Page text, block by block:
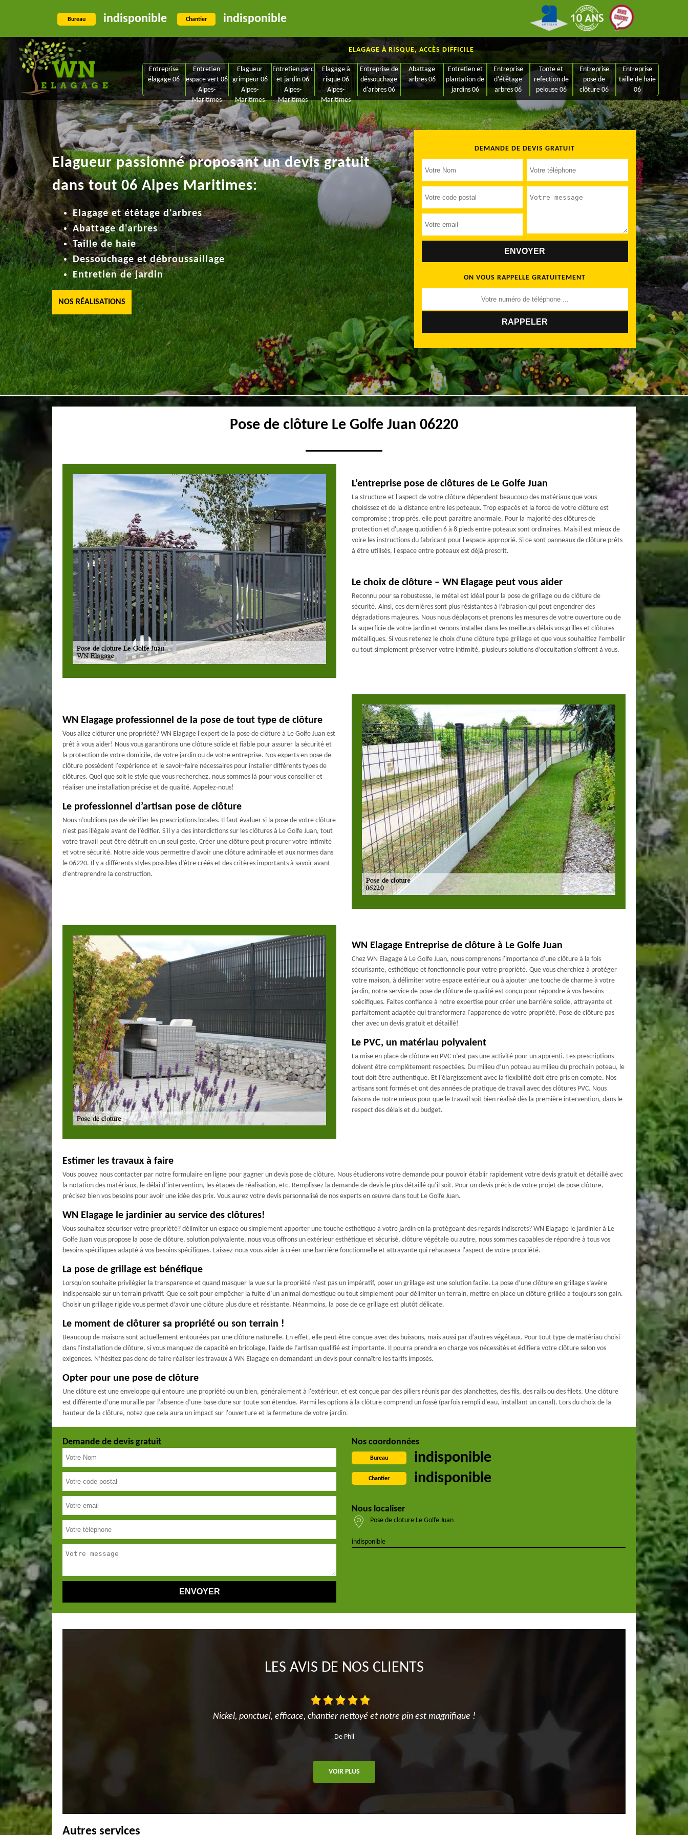
Bureau indisponible Chantier indisponible
ELAGAGE À RISQUE, ACCÈS DIFFICILE
Entreprise
élagage 06
Entretien
espace vert 06
Alpes-
Maritimes
Elagueur
grimpeur 06
Alpes-
Maritimes
Entretien parc
et jardin 06
Alpes-
Maritimes
Elagage à
risque 06
Alpes-
Maritimes
Entreprise de
déssouchage
d'arbres 06
Abattage
arbres 06
Entretien et
plantation de
jardins 06
Entreprise
d'étêtage
arbres 06
Tonte et
refection de
pelouse 06
Entreprise
pose de
clôture 06
Entreprise
taille de haie
06
DEMANDE DE DEVIS GRATUIT
ON VOUS RAPPELLE GRATUITEMENT
Elagueur passionné proposant un devis gratuit
dans tout 06 Alpes Maritimes:
Elagage et étêtage d'arbres
Abattage d'arbres
Taille de haie
Dessouchage et débroussaillage
Entretien de jardin
NOS RÉALISATIONS
Pose de clôture Le Golfe Juan 06220
L’entreprise pose de clôtures de Le Golfe Juan
La structure et l'aspect de votre clôture dépendent beaucoup des matériaux que vous
choisissez et de la distance entre les poteaux. Trop espacés et la force de votre clôture est
compromise ; trop près, elle peut paraître anormale. Pour la majorité des clôtures de
protection et d'usage quotidien 6 à 8 pieds entre poteaux sont ordinaires. Mais il est mieux de
voire les instructions du fabricant pour l'espace approprié. Si ce sont panneaux de clôture prêts
à être utilisés, l'espace entre poteaux est déjà prescrit.
Le choix de clôture – WN Elagage peut vous aider
Reconnu pour sa robustesse, le métal est idéal pour la pose de grillage ou de clôture de
sécurité. Ainsi, ces dernières sont plus résistantes à l’abrasion qui peut engendrer des
dégradations majeures. Nous nous déplaçons et prenons les mesures de votre ouverture ou de
la superficie de votre jardin et venons installer dans les meilleurs délais vos grilles et clôtures
métalliques. Si vous retenez le choix d’une clôture type grillage et que vous souhaitiez l’embellir
ou tout simplement préserver votre intimité, plusieurs solutions d’occultation s’offrent à vous.
WN Elagage professionnel de la pose de tout type de clôture
Vous allez clôturer une propriété? WN Elagage l'expert de la pose de clôture à Le Golfe Juan est
prêt à vous aider! Nous vous garantirons une clôture solide et fiable pour assurer la sécurité et
la protection de votre domicile, de votre jardin ou de votre entreprise. Nos experts en pose de
clôture possèdent l'expérience et le savoir-faire nécessaires pour installer différents types de
clôtures. Quel que soit le style que vous recherchez, nous sommes là pour vous conseiller et
réaliser une installation précise et de qualité. Appelez-nous!
Le professionnel d’artisan pose de clôture
Nous n’oublions pas de vérifier les prescriptions locales. Il faut évaluer si la pose de votre clôture
n'est pas illégale avant de l’édifier. S'il y a des interdictions sur les clôtures à Le Golfe Juan, tout
votre travail peut être détruit en un seul geste. Créer une clôture peut procurer votre intimité
et votre sécurité. Notre aide vous permettre d’avoir une clôture admirable et aux normes dans
le 06220. Il y a différents styles possibles d’être créés et des critères importants à savoir avant
d’entreprendre la construction.
WN Elagage Entreprise de clôture à Le Golfe Juan
Chez WN Elagage à Le Golfe Juan, nous comprenons l'importance d'une clôture à la fois
sécurisante, esthétique et fonctionnelle pour votre propriété. Que vous cherchiez à protéger
votre maison, à délimiter votre espace extérieur ou à ajouter une touche de charme à votre
jardin, notre service de pose de clôture de qualité est conçu pour répondre à vos besoins
spécifiques. Faites confiance à notre expertise pour créer une barrière solide, attrayante et
parfaitement adaptée qui transformera l'apparence de votre propriété. Pose de clôture pas
cher avec un devis gratuit et détaillé!
Le PVC, un matériau polyvalent
La mise en place de clôture en PVC n’est pas une activité pour un apprenti. Les prescriptions
doivent être complètement respectées. Du milieu d’un poteau au milieu du prochain poteau, le
tout doit être authentique. Et l’élargissement avec la flexibilité doit être pris en compte. Nos
artisans sont formés et ont des années de pratique de travail avec des clôtures PVC. Nous
faisons de notre mieux pour que le travail soit bien réalisé dès la première intervention, dans le
respect des délais et du budget.
Estimer les travaux à faire
Vous pouvez nous contacter par notre formulaire en ligne pour gagner un devis pose de clôture. Nous étudierons votre demande pour pouvoir établir rapidement votre devis gratuit et détaillé avec
la notation des matériaux, le délai d’intervention, les étapes de réalisation, etc. Remplissez la demande de devis le plus détaillé qu’il soit. Pour un devis précis de votre projet de pose clôture,
précisez bien vos besoins pour avoir une idée des prix. Vous aurez votre devis personnalisé de nos experts en œuvre dans tout Le Golfe Juan.
WN Elagage le jardinier au service des clôtures!
Vous souhaitez sécuriser votre propriété? délimiter un espace ou simplement apporter une touche esthétique à votre jardin en la protégeant des regards indiscrets? WN Elagage le jardinier à Le
Golfe Juan vous propose la pose de clôture, solution polyvalente, nous vous offrons un extérieur esthétique et sécurisé, clôture végétale ou autre, nous sommes capables de répondre à tous vos
besoins spécifiques adapté à vos besoins spécifiques. Laissez-nous vous aider à créer une barrière fonctionnelle et attrayante qui rehaussera l'aspect de votre propriété.
La pose de grillage est bénéfique
Lorsqu'on souhaite privilégier la transparence et quand masquer la vue sur la propriété n'est pas un impératif, poser un grillage est une solution facile. La pose d’une clôture en grillage s’avère
indispensable sur un terrain privatif. Que ce soit pour empêcher la fuite d’un animal domestique ou tout simplement pour délimiter un terrain, mettre en place un clôture grillée a toujours son gain.
Choisir un grillage rigide vous permet d’avoir une clôture plus dure et résistante. Néanmoins, la pose de ce grillage est plutôt délicate.
Le moment de clôturer sa propriété ou son terrain !
Beaucoup de maisons sont actuellement entourées par une clôture naturelle. En effet, elle peut être conçue avec des buissons, mais aussi par d’autres végétaux. Pour tout type de matériau choisi
dans l’installation de clôture, si vous manquez de capacité en bricolage, l’aide de l’artisan qualifié est importante. Il pourra prendra en charge vos nécessités et édifiera votre clôture selon vos
exigences. N’hésitez pas donc de faire réaliser les travaux à WN Elagage en demandant un devis pour connaître les tarifs imposés.
Opter pour une pose de clôture
Une clôture est une enveloppe qui entoure une propriété ou un bien, généralement à l'extérieur, et est conçue par des piliers réunis par des planchettes, des fils, des rails ou des filets. Une clôture
est différente d’une muraille par l’absence d’une base dure sur toute son étendue. Parmi les options à la clôture comprend un fossé (parfois rempli d'eau, installant un canal). Lors du choix de la
hauteur de la clôture, notez que cela aura un impact sur l'ouverture et la fermeture de votre jardin.
Demande de devis gratuit Nos coordonnées
Bureau indisponible
Chantier indisponible
Nous localiser
Pose de cloture Le Golfe Juan
indisponible
LES AVIS DE NOS CLIENTS
Nickel, ponctuel, efficace, chantier nettoyé et notre pin est magnifique !
De Phil
VOIR PLUS
Autres services